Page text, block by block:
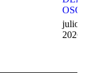
OSO
julio 20,
2026